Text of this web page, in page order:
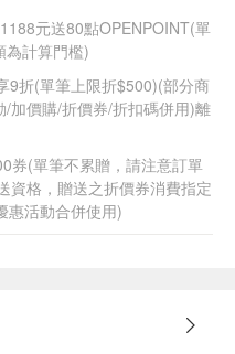
元送80點OPENPOINT(單
為計算門檻)
9折(單筆上限折$500)(部分商
加價購/折價券/折扣碼併用)離
券(單筆不累贈，請注意訂單
資格，贈送之折價券消費指定
惠活動合併使用)